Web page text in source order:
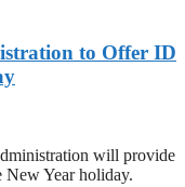
to Offer ID
will provide
New Year holiday.